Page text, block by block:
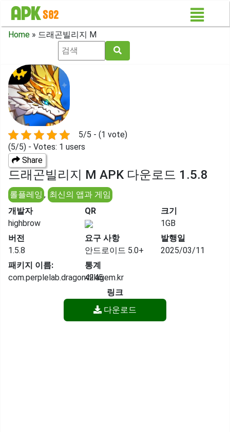
Home » 드래곤빌리지 M
5/5 - (1 vote)
(5/5) - Votes: 1 users
Share
드래곤빌리지 M APK 다운로드 1.5.8
롤플레잉 , 최신의 앱과 게임
개발자
highbrow
QR
크기
1GB
버전
1.5.8
요구 사항
안드로이드 5.0+
발행일
2025/03/11
패키지 이름:
com.perplelab.dragonvillagem.kr
통계
4245
링크
다운로드